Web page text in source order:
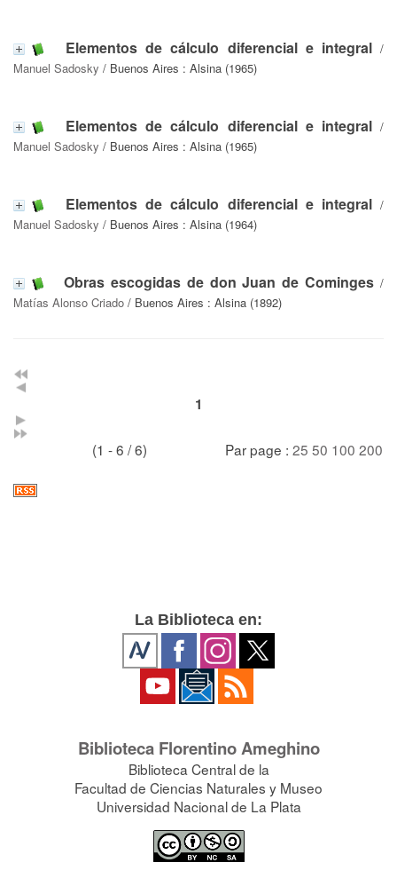
Elementos de cálculo diferencial e integral/
Manuel Sadosky / Buenos Aires : Alsina (1965)
Elementos de cálculo diferencial e integral/
Manuel Sadosky / Buenos Aires : Alsina (1965)
Elementos de cálculo diferencial e integral/
Manuel Sadosky / Buenos Aires : Alsina (1964)
Obras escogidas de don Juan de Cominges /
Matías Alonso Criado / Buenos Aires : Alsina (1892)
1
(1 - 6 / 6) Par page : 25 50 100 200
La Biblioteca en:
Biblioteca Florentino Ameghino
Biblioteca Central de la
Facultad de Ciencias Naturales y Museo
Universidad Nacional de La Plata